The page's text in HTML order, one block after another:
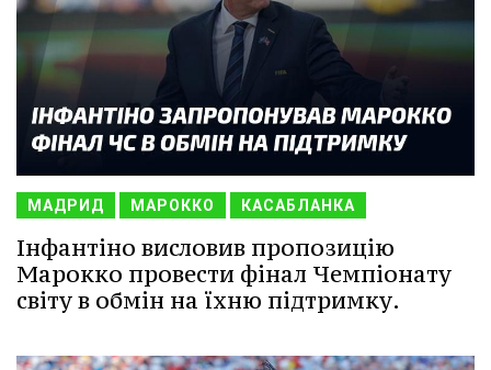
МАДРИД МАРОККО КАСАБЛАНКА
Інфантіно висловив пропозицію
Марокко провести фінал Чемпіонату
світу в обмін на їхню підтримку.